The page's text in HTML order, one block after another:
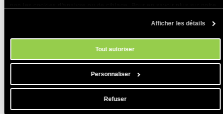
. Vous pouvez gérer vos préférences en matière de cookies
Afficher les détails
Tout autoriser
Personnaliser
Refuser
utilisation de votre temps. L’agent IA agit comme votre
assistant technique expert, vous déchargeant entièrement
de cette responsabilité.
Mettre à jour les paramètres généraux de